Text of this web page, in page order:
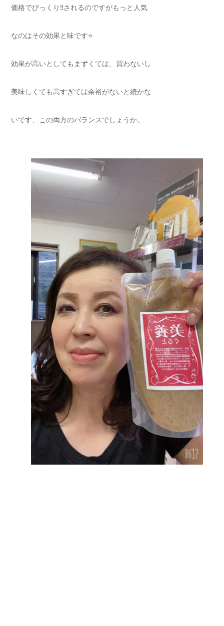
価格でびっくり‼️されるのですがもっと人気
なのはその効果と味です⭐️
効果が高いとしてもまずくては、買わないし
美味しくても高すぎては余裕がないと続かな
いです、この両方のバランスでしょうか。